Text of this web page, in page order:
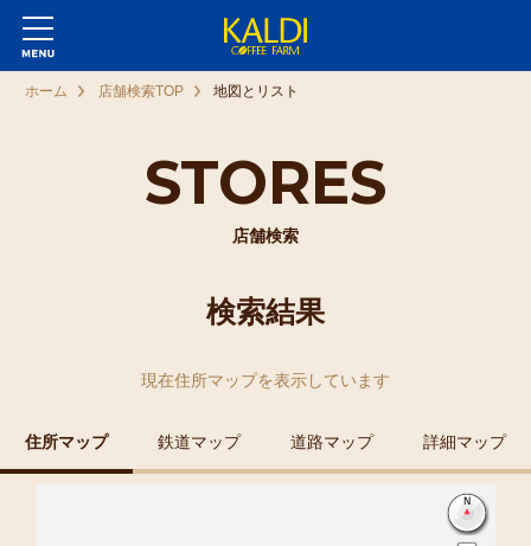
STORES
店舗検索
ホーム 店舗検索TOP 地図とリスト
検索結果
現在住所マップを表示しています
住所マップ 鉄道マップ 道路マップ 詳細マップ